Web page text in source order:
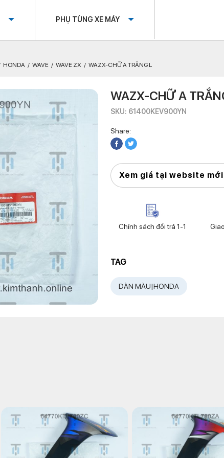
PHỤ TÙNG XE MÁY
HONDA WAVE WAVE ZX WAZX-CHỮ A TRẮNG L
WAZX-CHỮ A
SKU: 61400KEV900YN
Share:
Xem giá tại website mới
Chính sách đổi trả 1-1
TAG
DÀN MÀU|HONDA